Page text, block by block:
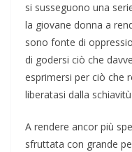
si susseguono una
la giovane donna a
sono fonte di
di godersi ciò che
esprimersi per ciò che
liberatasi dalla
A rendere ancor più
sfruttata con grande